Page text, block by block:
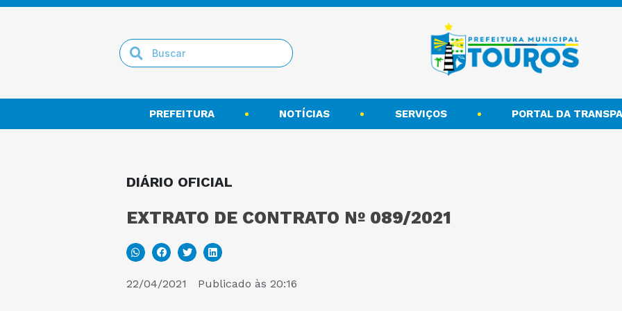
PREFEITURA NOTÍCIAS SERVIÇOS PORTAL DA
DIÁRIO OFICIAL
EXTRATO DE CONTRATO Nº 089/2021
22/04/2021 Publicado às 20:16